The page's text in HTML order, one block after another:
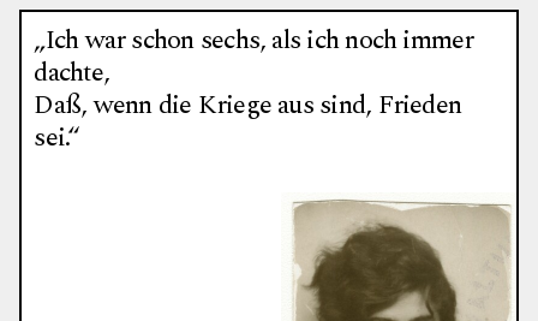
„Ich war schon sechs, als ich noch immer
dachte,
Daß, wenn die Kriege aus sind, Frieden
sei.“